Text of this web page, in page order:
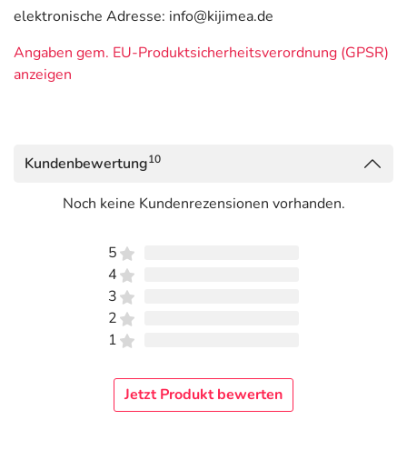
elektronische Adresse: info@kijimea.de
Angaben gem. EU-Produktsicherheitsverordnung (GPSR)
anzeigen
Kundenbewertung10
Noch keine Kundenrezensionen vorhanden.
5
4
3
2
1
Jetzt Produkt bewerten